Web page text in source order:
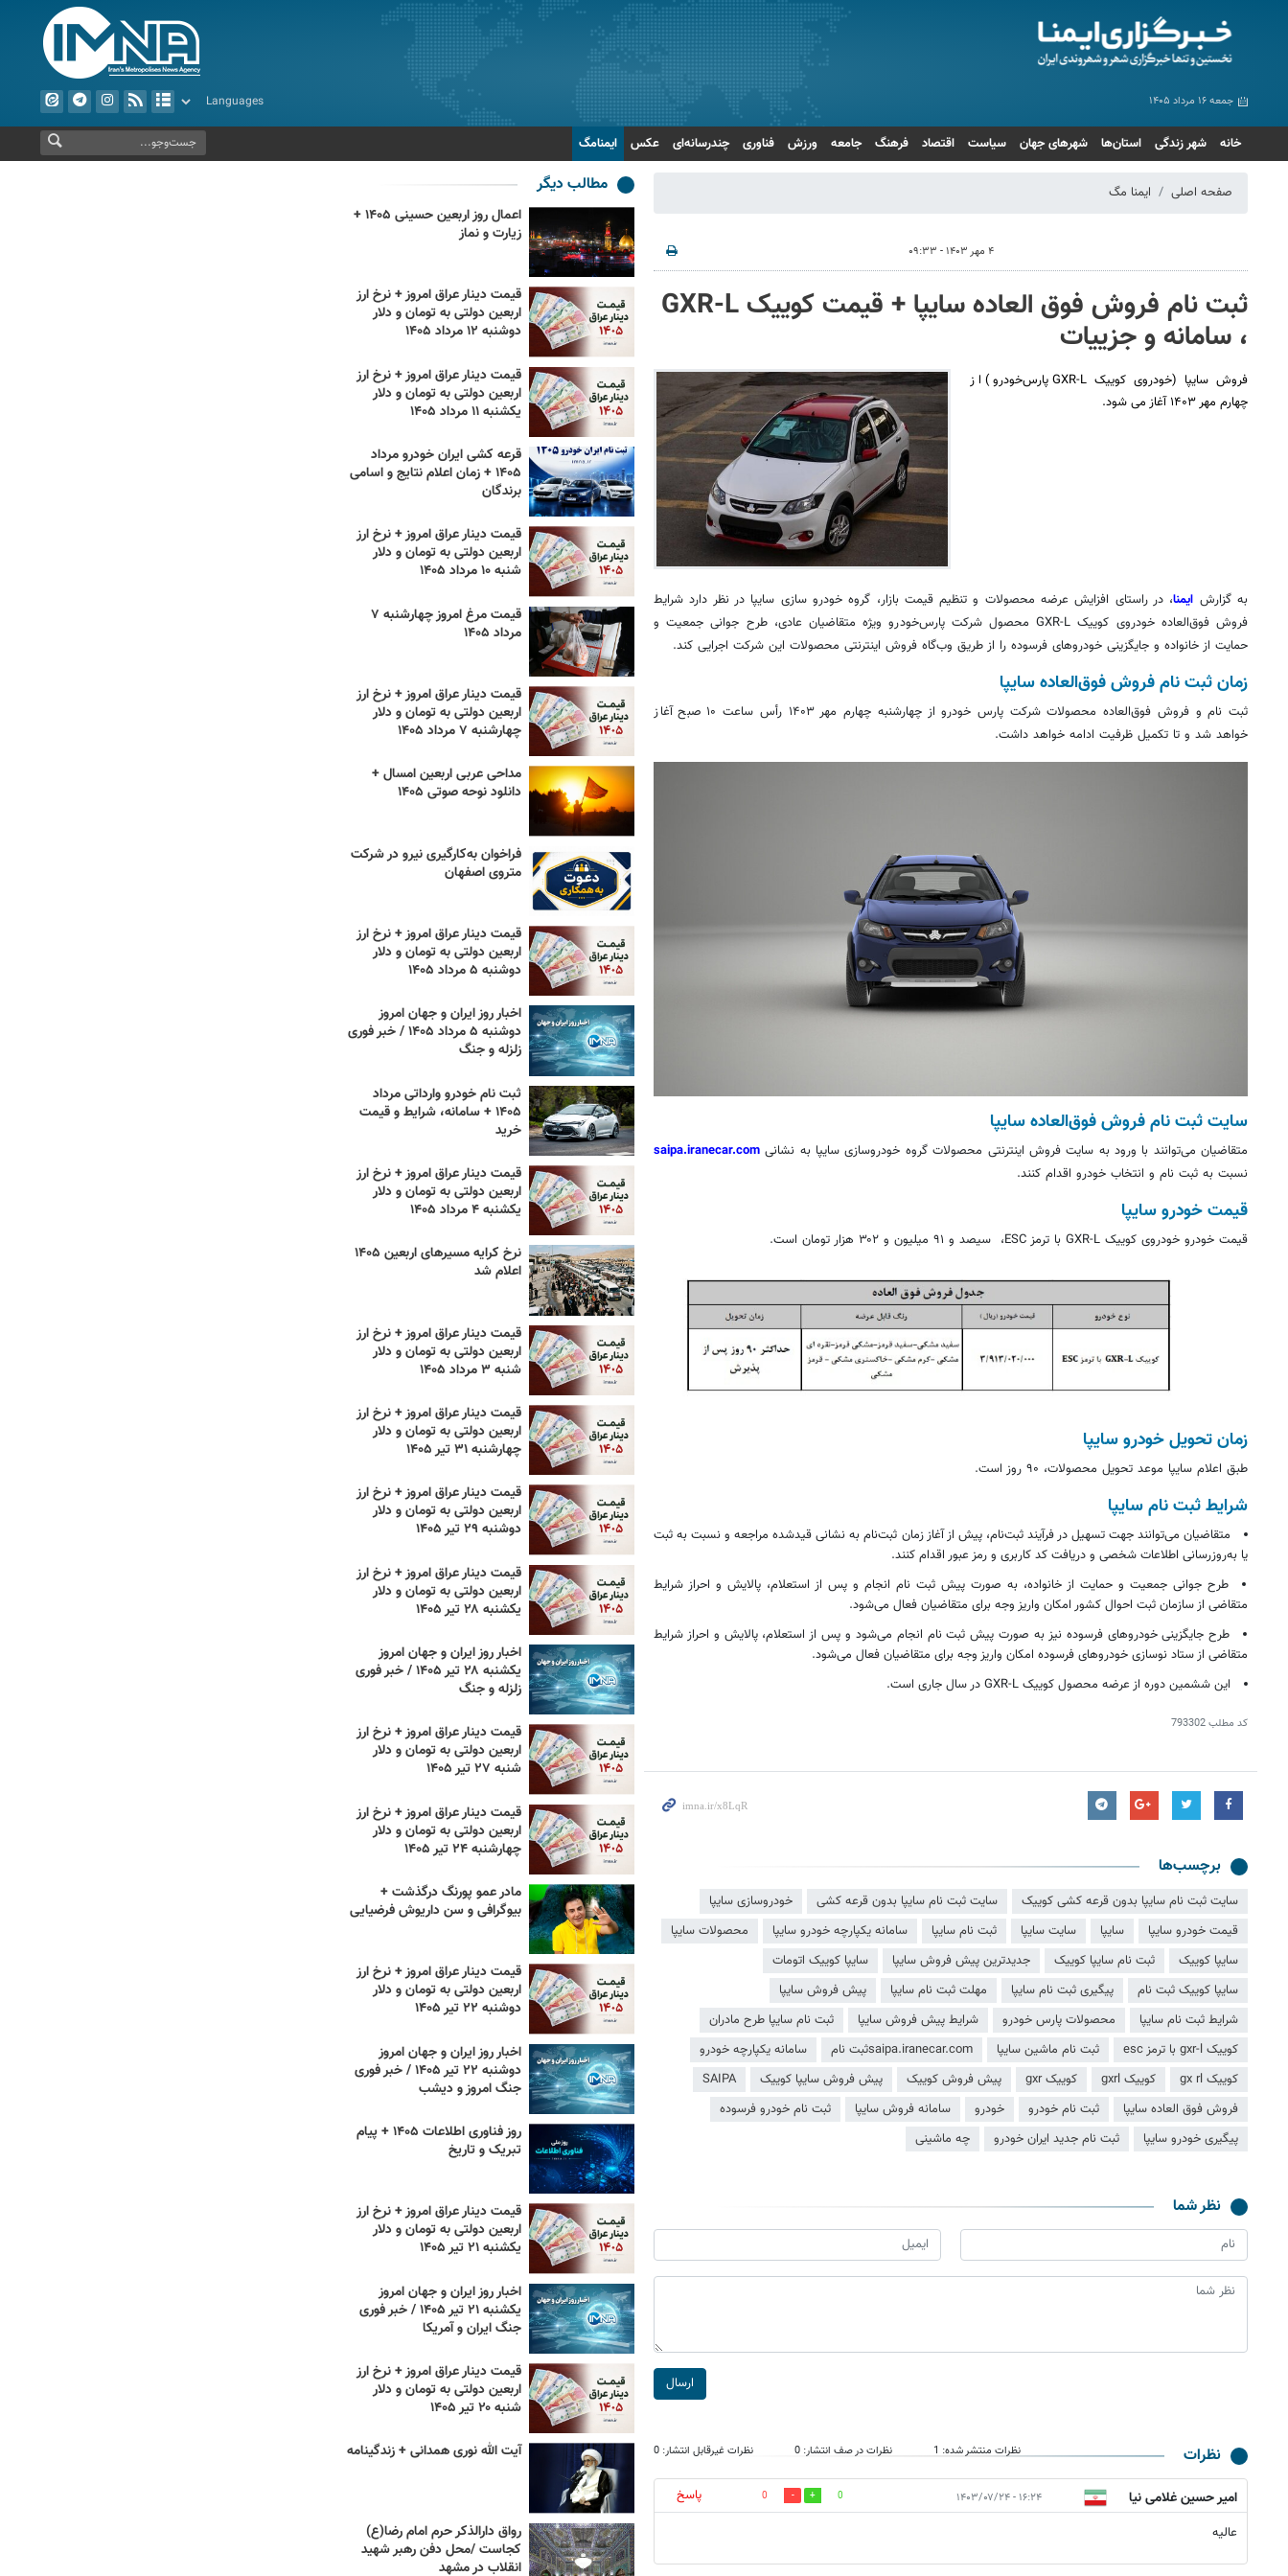
جمعه ۱۶ مرداد ۱۴۰۵
خانه شهر زندگی استان‌ها شهرهای جهان سیاست اقتصاد فرهنگ جامعه ورزش فناوری چندرسانه‌ای عکس ایمنامگ
صفحه اصلی ایمنا مگ
۴ مهر ۱۴۰۳ - ۰۹:۳۳
ثبت نام فروش فوق العاده سایپا + قیمت کوییک GXR-L
، سامانه و جزییات
فروش سایپا (خودروی کوییک GXR-L پارس‌خودرو) از
چهارم مهر ۱۴۰۳ آغاز می شود.
به گزارش ایمنا، در راستای افزایش عرضه محصولات و تنظیم قیمت بازار، گروه خودرو سازی سایپا در نظر دارد شرایط
فروش فوق‌العاده خودروی کوییک GXR-L محصول شرکت پارس‌خودرو ویژه متقاضیان عادی، طرح جوانی جمعیت و
حمایت از خانواده و جایگزینی خودروهای فرسوده را از طریق وب‌گاه فروش اینترنتی محصولات این شرکت اجرایی کند.
زمان ثبت نام فروش فوق‌العاده سایپا
ثبت نام و فروش فوق‌العاده محصولات شرکت پارس خودرو از چهارشنبه چهارم مهر ۱۴۰۳ رأس ساعت ۱۰ صبح آغاز
خواهد شد و تا تکمیل ظرفیت ادامه خواهد داشت.
سایت ثبت نام فروش فوق‌العاده سایپا
متقاضیان می‌توانند با ورود به سایت فروش اینترنتی محصولات گروه خودروسازی سایپا به نشانی saipa.iranecar.com
نسبت به ثبت نام و انتخاب خودرو اقدام کنند.
قیمت خودرو سایپا
قیمت خودرو خودروی کوییک GXR-L با ترمز ESC، سیصد و ۹۱ میلیون و ۳۰۲ هزار تومان است.
زمان تحویل خودرو سایپا
طبق اعلام سایپا موعد تحویل محصولات، ۹۰ روز است.
شرایط ثبت نام سایپا
متقاضیان می‌توانند جهت تسهیل در فرآیند ثبت‌نام، پیش از آغاز زمان ثبت‌نام به نشانی قیدشده مراجعه و نسبت به ثبت
یا به‌روزرسانی اطلاعات شخصی و دریافت کد کاربری و رمز عبور اقدام کنند.
طرح جوانی جمعیت و حمایت از خانواده، به صورت پیش ثبت نام انجام و پس از استعلام، پالایش و احراز شرایط
متقاضی از سازمان ثبت احوال کشور امکان واریز وجه برای متقاضیان فعال می‌شود.
طرح جایگزینی خودروهای فرسوده نیز به صورت پیش ثبت نام انجام می‌شود و پس از استعلام، پالایش و احراز شرایط
متقاضی از ستاد نوسازی خودروهای فرسوده امکان واریز وجه برای متقاضیان فعال می‌شود.
این ششمین دوره از عرضه محصول کوییک GXR-L در سال جاری است.
کد مطلب793302
برچسب‌ها
سایت ثبت نام سایپا بدون قرعه کشی کوییک سایت ثبت نام سایپا بدون قرعه کشی
خودروسازی سایپا
قیمت خودرو سایپا
سایپا سایت سایپا ثبت نام سایپا سامانه یکپارچه خودرو سایپا
محصولات سایپا
سایپا کوییک
ثبت نام سایپا کوییک جدیدترین پیش فروش سایپا
سایپا کوییک اتومات
سایپا کوییک ثبت نام
پیگیری ثبت نام سایپا مهلت ثبت نام سایپا
پیش فروش سایپا
شرایط ثبت نام سایپا
محصولات پارس خودرو شرایط پیش فروش سایپا
ثبت نام سایپا طرح مادران
کوییک gxr-l با ترمز esc
ثبت نام ماشین سایپا saipa.iranecar.comثبت نام
سامانه یکپارچه خودرو
کوییک gx rl
کوییک gxrl کوییک gxr پیش فروش کوییک پیش فروش سایپا کوییک
SAIPA
فروش فوق العاده سایپا
ثبت نام خودرو خودرو سامانه فروش سایپا
ثبت نام خودرو فرسوده
پیگیری خودرو سایپا
ثبت نام جدید ایران خودرو چه ماشینی
نظر شما
ارسال
نظرات نظرات منتشر شده: 1 نظرات در صف انتشار: 0 نظرات غیرقابل انتشار: 0
امیر حسین غلامی نیا ۱۶:۲۴ - ۱۴۰۳/۰۷/۲۴ 0
0
پاسخ
عالیه
مطالب دیگر
اعمال روز اربعین حسینی ۱۴۰۵ +
زیارت و نماز
قیمت دینار عراق امروز + نرخ ارز
اربعین دولتی به تومان و دلار
دوشنبه ۱۲ مرداد ۱۴۰۵
قیمت دینار عراق امروز + نرخ ارز
اربعین دولتی به تومان و دلار
یکشنبه ۱۱ مرداد ۱۴۰۵
قرعه کشی ایران خودرو مرداد
۱۴۰۵ + زمان اعلام نتایج و اسامی
برندگان
قیمت دینار عراق امروز + نرخ ارز
اربعین دولتی به تومان و دلار
شنبه ۱۰ مرداد ۱۴۰۵
قیمت مرغ امروز چهارشنبه ۷
مرداد ۱۴۰۵
قیمت دینار عراق امروز + نرخ ارز
اربعین دولتی به تومان و دلار
چهارشنبه ۷ مرداد ۱۴۰۵
مداحی عربی اربعین امسال +
دانلود نوحه صوتی ۱۴۰۵
فراخوان به‌کارگیری نیرو در شرکت
متروی اصفهان
قیمت دینار عراق امروز + نرخ ارز
اربعین دولتی به تومان و دلار
دوشنبه ۵ مرداد ۱۴۰۵
اخبار روز ایران و جهان امروز
دوشنبه ۵ مرداد ۱۴۰۵ / خبر فوری
زلزله و جنگ
ثبت نام خودرو وارداتی مرداد
۱۴۰۵ + سامانه، شرایط و قیمت
خرید
قیمت دینار عراق امروز + نرخ ارز
اربعین دولتی به تومان و دلار
یکشنبه ۴ مرداد ۱۴۰۵
نرخ کرایه مسیرهای اربعین ۱۴۰۵
اعلام شد
قیمت دینار عراق امروز + نرخ ارز
اربعین دولتی به تومان و دلار
شنبه ۳ مرداد ۱۴۰۵
قیمت دینار عراق امروز + نرخ ارز
اربعین دولتی به تومان و دلار
چهارشنبه ۳۱ تیر ۱۴۰۵
قیمت دینار عراق امروز + نرخ ارز
اربعین دولتی به تومان و دلار
دوشنبه ۲۹ تیر ۱۴۰۵
قیمت دینار عراق امروز + نرخ ارز
اربعین دولتی به تومان و دلار
یکشنبه ۲۸ تیر ۱۴۰۵
اخبار روز ایران و جهان امروز
یکشنبه ۲۸ تیر ۱۴۰۵ / خبر فوری
زلزله و جنگ
قیمت دینار عراق امروز + نرخ ارز
اربعین دولتی به تومان و دلار
شنبه ۲۷ تیر ۱۴۰۵
قیمت دینار عراق امروز + نرخ ارز
اربعین دولتی به تومان و دلار
چهارشنبه ۲۴ تیر ۱۴۰۵
مادر عمو پورنگ درگذشت +
بیوگرافی و سن داریوش فرضیایی
قیمت دینار عراق امروز + نرخ ارز
اربعین دولتی به تومان و دلار
دوشنبه ۲۲ تیر ۱۴۰۵
اخبار روز ایران و جهان امروز
دوشنبه ۲۲ تیر ۱۴۰۵ / خبر فوری
جنگ امروز و دیشب
روز فناوری اطلاعات ۱۴۰۵ + پیام
تبریک و تاریخ
قیمت دینار عراق امروز + نرخ ارز
اربعین دولتی به تومان و دلار
یکشنبه ۲۱ تیر ۱۴۰۵
اخبار روز ایران و جهان امروز
یکشنبه ۲۱ تیر ۱۴۰۵ / خبر فوری
جنگ ایران و آمریکا
قیمت دینار عراق امروز + نرخ ارز
اربعین دولتی به تومان و دلار
شنبه ۲۰ تیر ۱۴۰۵
آیت الله نوری همدانی + زندگینامه
رواق دارالذکر حرم امام رضا(ع)
کجاست /محل دفن رهبر شهید
انقلاب در مشهد